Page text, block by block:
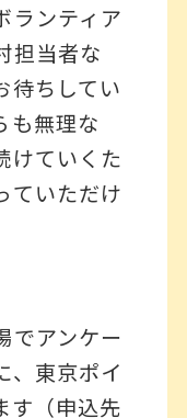
ランティア
担当者な
待ちしてい
も無理な
けていくた
ていただけ
でアンケー
、東京ポイ
す（申込先